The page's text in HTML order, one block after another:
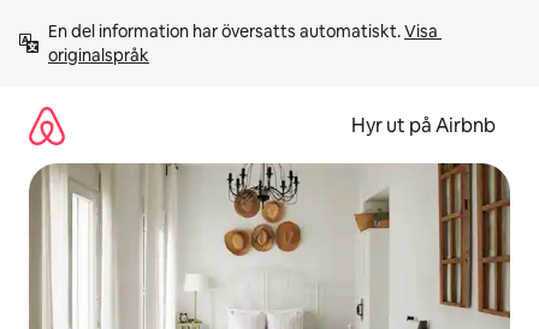
innehåll
En del information har översatts automatiskt. Visa
originalspråk
Hyr ut på Airbnb